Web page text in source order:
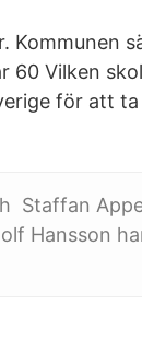
Kommunen
60 Vilken
för att
Staffan
Hansson